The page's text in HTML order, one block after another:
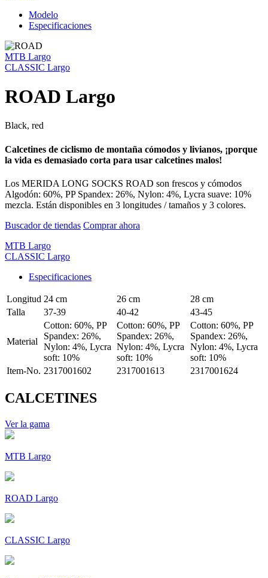
Modelo
Especificaciones
MTB Largo
CLASSIC Largo
ROAD Largo
Black, red
Calcetines de ciclismo de montaña cómodos y livianos, ¡porque
la vida es demasiado corta para usar calcetines malos!
Los MERIDA LONG SOCKS ROAD son frescos y cómodos
Algodón: 60%, PP Spandex: 26%, Nylon: 4%, Lycra suave: 10%
mezcla. Están disponibles en 3 longitudes / tamaños y 3 colores.
Buscador de tiendas Comprar ahora
MTB Largo
CLASSIC Largo
Especificaciones
Longitud 24 cm 26 cm
28 cm
Talla
37-39 40-42 43-45
Material
Cotton: 60%, PP
Spandex: 26%,
Nylon: 4%, Lycra
soft: 10%
Cotton: 60%, PP
Spandex: 26%,
Nylon: 4%, Lycra
soft: 10%
Cotton: 60%, PP
Spandex: 26%,
Nylon: 4%, Lycra
soft: 10%
Item-No. 2317001602 2317001613 2317001624
CALCETINES
Ver la gama
MTB Largo
ROAD Largo
CLASSIC Largo